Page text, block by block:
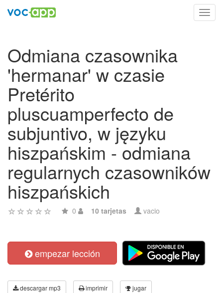
Odmiana czasownika
'hermanar' w czasie
Pretérito
pluscuamperfecto de
subjuntivo, w języku
hiszpańskim - odmiana
regularnych czasowników
hiszpańskich
0 10 tarjetas vacio
empezar lección
descargar mp3 imprimir jugar